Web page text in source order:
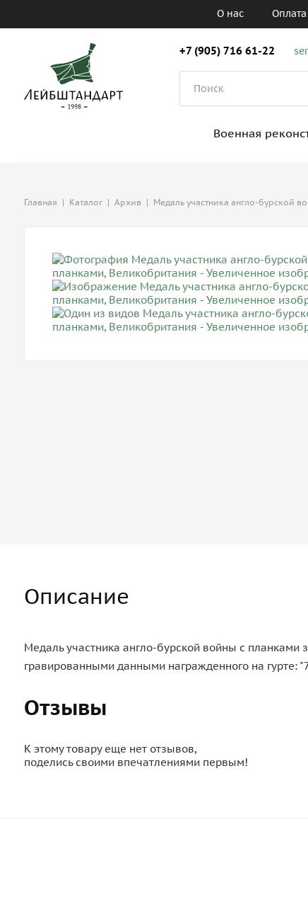
О нас
+7 (905) 716 61-22
Военная
Главная | Каталог | Архив | Медаль участника англо-бурской
Описание
Медаль участника англо-бурской войны с планками
гравированными данными награжденного на гурте:
Отзывы
К этому товару еще нет отзывов,
поделись своими впечатлениями первым!